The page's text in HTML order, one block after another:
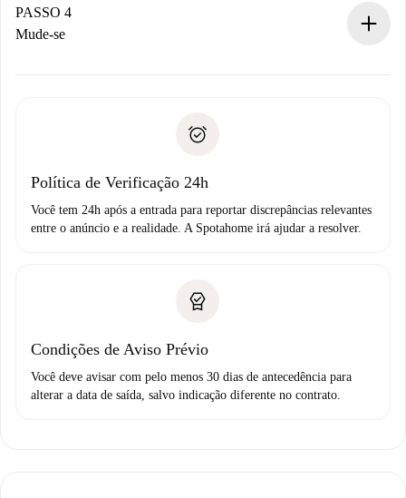
proprietário.
Se recusada: não cobraremos nada e ofereceremos
Débito direto bancário
PASSO 4
Mude-se
não comunicar nenhum problema.
Política de Verificação 24h
Você tem 24h após a entrada para reportar discrepâncias relevantes
entre o anúncio e a realidade. A Spotahome irá ajudar a resolver.
Condições de Aviso Prévio
Você deve avisar com pelo menos 30 dias de antecedência para
alterar a data de saída, salvo indicação diferente no contrato.